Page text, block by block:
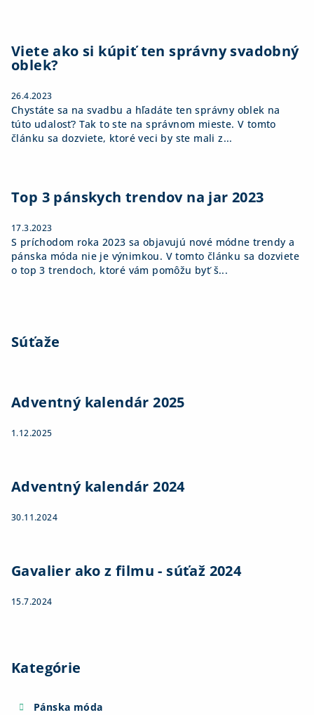
Viete ako si kúpiť ten správny svadobný
oblek?
26.4.2023
Chystáte sa na svadbu a hľadáte ten správny oblek na
túto udalosť? Tak to ste na správnom mieste. V tomto
článku sa dozviete, ktoré veci by ste mali z...
Top 3 pánskych trendov na jar 2023
17.3.2023
S príchodom roka 2023 sa objavujú nové módne trendy a
pánska móda nie je výnimkou. V tomto článku sa dozviete
o top 3 trendoch, ktoré vám pomôžu byť š...
Súťaže
Adventný kalendár 2025
1.12.2025
Adventný kalendár 2024
30.11.2024
Gavalier ako z filmu - súťaž 2024
15.7.2024
Kategórie
Pánska móda